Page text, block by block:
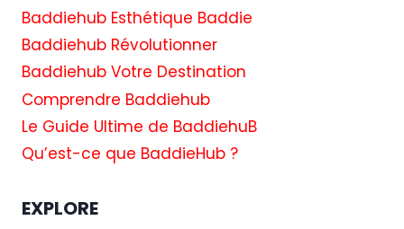
ROSE
BLANCHARD
LORS
DE
VISITE
À
MAISON
Baddiehub Esthétique Baddie
Baddiehub Révolutionner
Baddiehub Votre Destination
Comprendre Baddiehub
Le Guide Ultime de BaddiehuB
Qu’est-ce que BaddieHub ?
EXPLORE